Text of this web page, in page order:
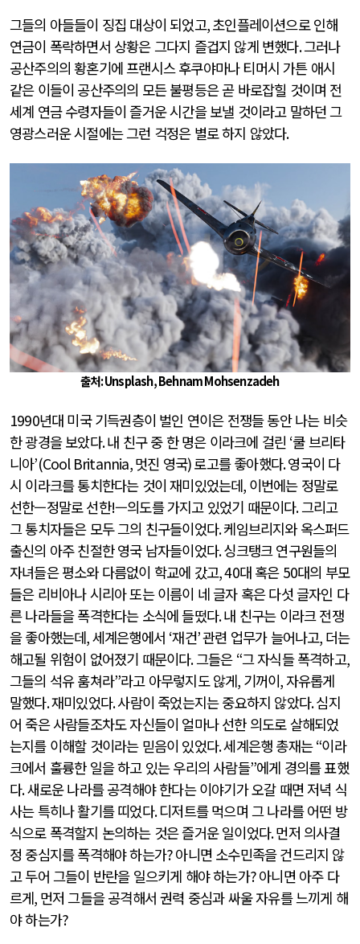
그들의 아들들이 징집 대상이 되었고,초인플레이션으로 인해
연금이 폭락하면서 상황은 그다지 즐겁지 않게 변했다.그러나
공산주의의 황혼기에 프랜시스 후쿠야마나 티머시 가튼 애시
같은 이들이 공산주의의 모든 불평등은 곧 바로잡힐 것이며 전
세계 연금 수령자들이 즐거운 시간을 보낼 것이라고 말하던 그
영광스러운 시절에는 그런 걱정은 별로 하지 않았다.
출처: Unsplash, Behnam Mohsenzadeh
1990년대 미국 기득권층이 벌인 연이은 전쟁들 동안 나는 비슷
한 광경을 보았다.내 친구 중 한 명은 이라크에 걸린 ‘쿨 브리타
니아’(Cool Britannia,멋진 영국)로고를 좋아했다.영국이 다
시 이라크를 통치한다는 것이 재미있었는데, 이번에는 정말로
선한—정말로 선한!—의도를 가지고 있었기 때문이다.그리고
그 통치자들은 모두 그의 친구들이었다.케임브리지와 옥스퍼드
출신의 아주 친절한 영국 남자들이었다.싱크탱크 연구원들의
자녀들은 평소와 다름없이 학교에 갔고, 40대 혹은 50대의 부모
들은 리비아나 시리아 또는 이름이 네 글자 혹은 다섯 글자인 다
른 나라들을 폭격한다는 소식에 들떴다.내 친구는 이라크 전쟁
을 좋아했는데,세계은행에서 ‘재건’관련 업무가 늘어나고, 더는
해고될 위험이 없어졌기 때문이다.그들은 “그 자식들 폭격하고,
그들의 석유 훔쳐라”라고 아무렇지도 않게, 기꺼이,자유롭게
말했다.재미있었다.사람이 죽었는지는 중요하지 않았다.심지
어 죽은 사람들조차도 자신들이 얼마나 선한 의도로 살해되었
는지를 이해할 것이라는 믿음이 있었다.세계은행 총재는“이라
크에서 훌륭한 일을 하고 있는 우리의 사람들”에게 경의를 표했
다.새로운 나라를 공격해야 한다는 이야기가 오갈 때면 저녁 식
사는 특히나 활기를 띠었다.디저트를 먹으며 그 나라를 어떤 방
식으로 폭격할지 논의하는 것은 즐거운 일이었다.먼저 의사결
정 중심지를 폭격해야 하는가?아니면 소수민족을 건드리지 않
고 두어 그들이 반란을 일으키게 해야 하는가?아니면 아주 다
르게, 먼저 그들을 공격해서 권력 중심과 싸울 자유를 느끼게 해
야 하는가?